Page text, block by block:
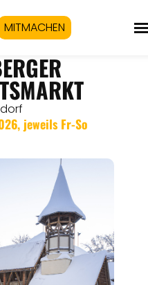
MITMACHEN
jeweils Fr-So